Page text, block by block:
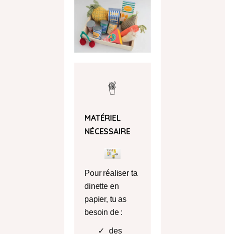
MATÉRIEL
NÉCESSAIRE
Pour réaliser ta
dinette en
papier, tu as
besoin de :
des